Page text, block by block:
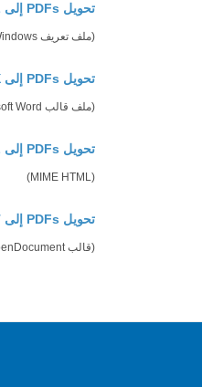
تحويل PDFs إلى WMZ
(ملف تعريف Windows المضغوط)
تحويل PDFs إلى DOTX
(ملف قالب Microsoft Word)
تحويل PDFs إلى MHTML
(MIME HTML)
تحويل PDFs إلى OTT
(قالب OpenDocument)